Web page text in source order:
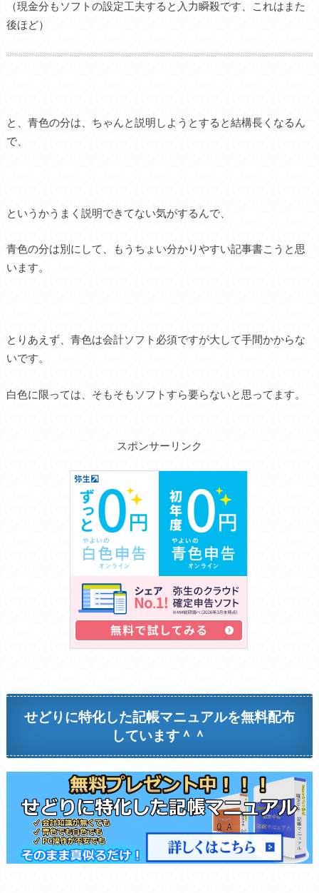
（現金分もソフトの設定工夫すると入力瞬殺です、これはまた
後ほど）
と、青色の分は、ちゃんと説明しようとすると結構長くなるん
で、
というかうまく説明できてない気がするんで、
青色の分は別にして、もうちょい分かりやすい記事書こうと思
います。
とりあえず、青色は会計ソフト必須ですが大して手間かからな
いです。
白色に限っては、そもそもソフトすら要らないと思ってます。
スポンサーリンク
せどりに特化した記帳マニュアルを無料配布
しています＾＾